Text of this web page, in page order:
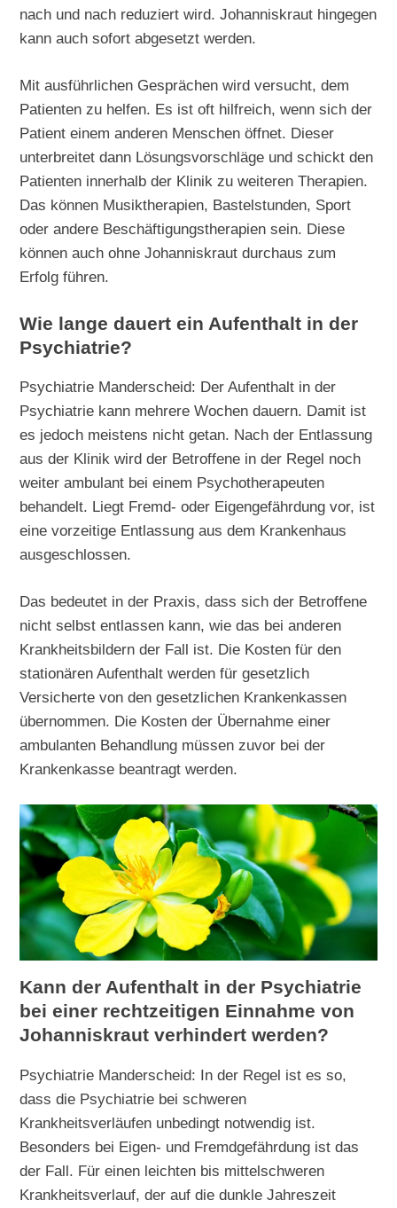
nach und nach reduziert wird. Johanniskraut hingegen
kann auch sofort abgesetzt werden.
Mit ausführlichen Gesprächen wird versucht, dem
Patienten zu helfen. Es ist oft hilfreich, wenn sich der
Patient einem anderen Menschen öffnet. Dieser
unterbreitet dann Lösungsvorschläge und schickt den
Patienten innerhalb der Klinik zu weiteren Therapien.
Das können Musiktherapien, Bastelstunden, Sport
oder andere Beschäftigungstherapien sein. Diese
können auch ohne Johanniskraut durchaus zum
Erfolg führen.
Wie lange dauert ein Aufenthalt in der
Psychiatrie?
Psychiatrie Manderscheid: Der Aufenthalt in der
Psychiatrie kann mehrere Wochen dauern. Damit ist
es jedoch meistens nicht getan. Nach der Entlassung
aus der Klinik wird der Betroffene in der Regel noch
weiter ambulant bei einem Psychotherapeuten
behandelt. Liegt Fremd- oder Eigengefährdung vor, ist
eine vorzeitige Entlassung aus dem Krankenhaus
ausgeschlossen.
Das bedeutet in der Praxis, dass sich der Betroffene
nicht selbst entlassen kann, wie das bei anderen
Krankheitsbildern der Fall ist. Die Kosten für den
stationären Aufenthalt werden für gesetzlich
Versicherte von den gesetzlichen Krankenkassen
übernommen. Die Kosten der Übernahme einer
ambulanten Behandlung müssen zuvor bei der
Krankenkasse beantragt werden.
Kann der Aufenthalt in der Psychiatrie
bei einer rechtzeitigen Einnahme von
Johanniskraut verhindert werden?
Psychiatrie Manderscheid: In der Regel ist es so,
dass die Psychiatrie bei schweren
Krankheitsverläufen unbedingt notwendig ist.
Besonders bei Eigen- und Fremdgefährdung ist das
der Fall. Für einen leichten bis mittelschweren
Krankheitsverlauf, der auf die dunkle Jahreszeit